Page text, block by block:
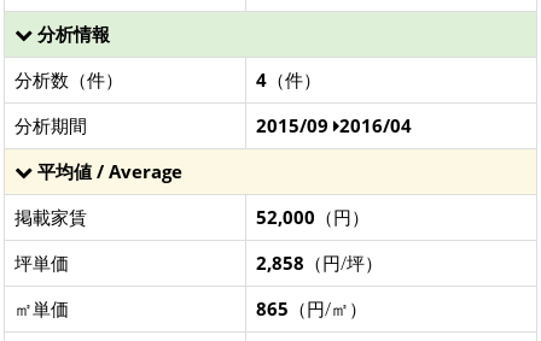
分析情報
分析数（件）
4 （件）
分析期間
2015/09 2016/04
平均値 / Average
掲載家賃
52,000 （円）
坪単価
2,858 （円/坪）
㎡単価
865 （円/㎡）